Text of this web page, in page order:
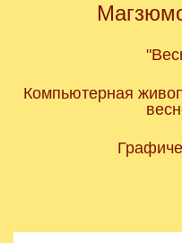
Компьютерная